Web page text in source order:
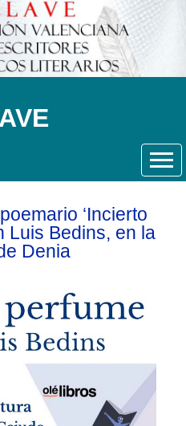
‘Incierto
Luis Bedins, en la
Denia